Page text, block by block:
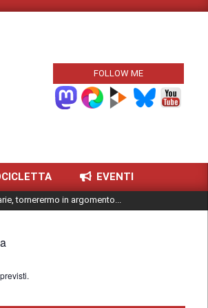
FOLLOW ME
EVENTI
tornerermo in argomento...